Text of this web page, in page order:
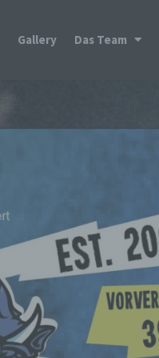
Gallery Das Team